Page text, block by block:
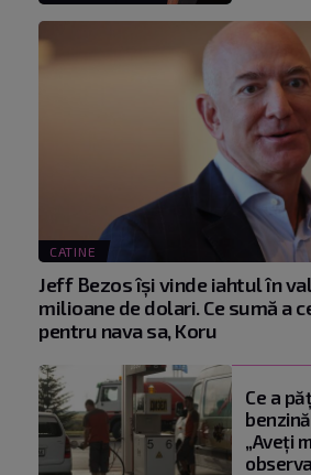
CATINE
Jeff Bezos își vinde iahtul în
milioane de dolari. Ce sumă a
pentru nava sa, Koru
Ce a
„Aveți